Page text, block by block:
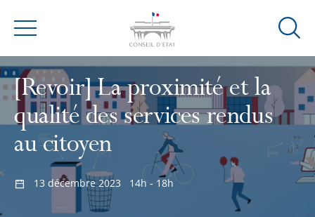
Menu
Ouvrir
de
[Revoir] La proximité et la
qualité des services rendus
au citoyen
13 décembre 2023 14h - 18h